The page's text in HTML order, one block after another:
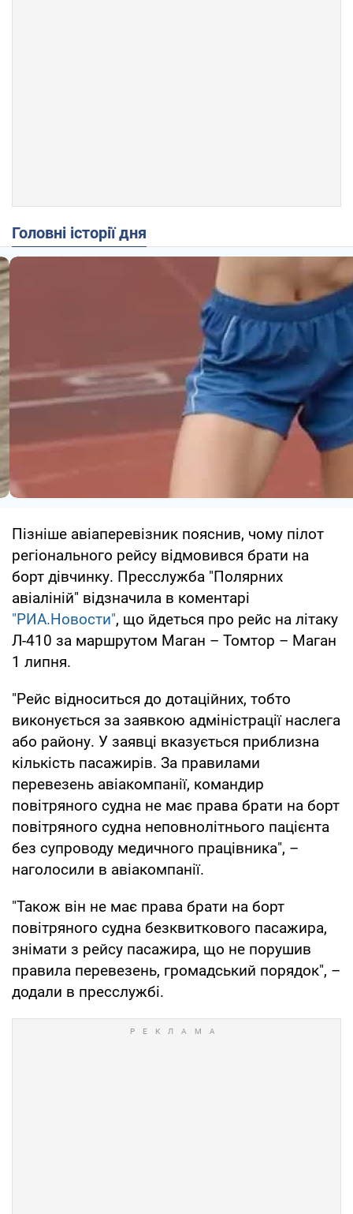
Головні історії дня
Пізніше авіаперевізник пояснив, чому пілот
регіонального рейсу відмовився брати на
борт дівчинку. Пресслужба "Полярних
авіаліній" відзначила в коментарі
"РИА.Новости", що йдеться про рейс на літаку
Л-410 за маршрутом Маган – Томтор – Маган
1 липня.
"Рейс відноситься до дотаційних, тобто
виконується за заявкою адміністрації наслега
або району. У заявці вказується приблизна
кількість пасажирів. За правилами
перевезень авіакомпанії, командир
повітряного судна не має права брати на борт
повітряного судна неповнолітнього пацієнта
без супроводу медичного працівника", –
наголосили в авіакомпанії.
"Також він не має права брати на борт
повітряного судна безквиткового пасажира,
знімати з рейсу пасажира, що не порушив
правила перевезень, громадський порядок", –
додали в пресслужбі.